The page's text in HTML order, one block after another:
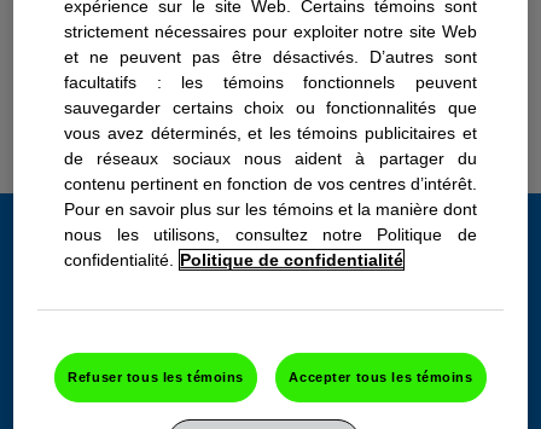
Signes des brûlures d’estomac
Les brûlures d’estomac peuvent se manifester
sous plusieurs formes, et aucune d’elles n’est
agréable. Apprenez-en plus sur les signes des
brûlures d’estomac et les moyens d’y remédier.
À quoi ressemble une brûlure
d’estomac?
thorax – ce n’est qu’un des signes des brûlures d’estomac.
Voyez ci-dessous les autres symptômes possibles
expérience sur le site Web. Certains témoins sont
strictement nécessaires pour exploiter notre site Web
et ne peuvent pas être désactivés. D’autres sont
facultatifs : les témoins fonctionnels peuvent
sauvegarder certains choix ou fonctionnalités que
vous avez déterminés, et les témoins publicitaires et
de réseaux sociaux nous aident à partager du
contenu pertinent en fonction de vos centres d’intérêt.
Pour en savoir plus sur les témoins et la manière dont
nous les utilisons, consultez notre Politique de
confidentialité.
Politique de confidentialité
Refuser tous les témoins Accepter tous les témoins